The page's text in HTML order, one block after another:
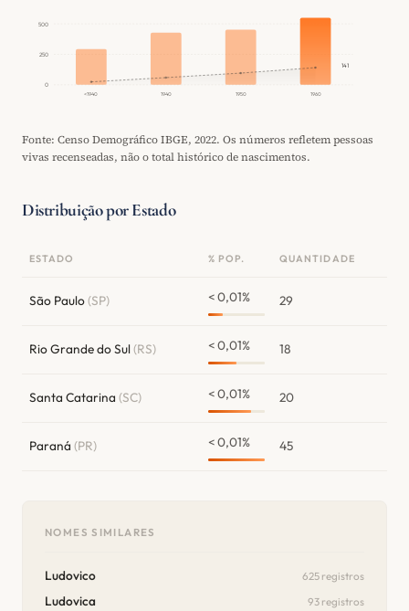
0
250
500
<1940 1940 1950 1960
141
Fonte: Censo Demográfico IBGE, 2022. Os números refletem pessoas
vivas recenseadas, não o total histórico de nascimentos.
Distribuição por Estado
ESTADO % POP. QUANTIDADE
São Paulo(SP) < 0,01% 29
Rio Grande do Sul(RS) < 0,01% 18
Santa Catarina (SC) < 0,01% 20
Paraná (PR) < 0,01% 45
NOMES SIMILARES
Ludovico 625 registros
Ludovica 93 registros